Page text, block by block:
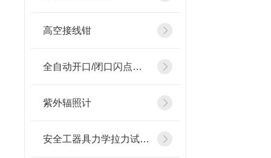
高空接线钳
全自动开口/闭口闪点测定仪
紫外辐照计
安全工器具力学拉力试验机